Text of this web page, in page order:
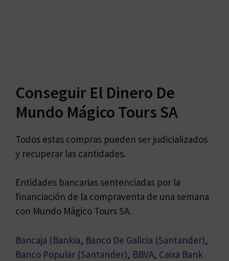
Conseguir El Dinero De
Mundo Mágico Tours SA
Todos estas compras pueden ser judicializados
y recuperar las cantidades.
Entidades bancarias sentenciadas por la
financiación de la compraventa de una semana
con Mundo Mágico Tours SA.
Bancaja (Bankia, Banco De Galicia (Santander),
Banco Popular (Santander), BBVA, Caixa Bank